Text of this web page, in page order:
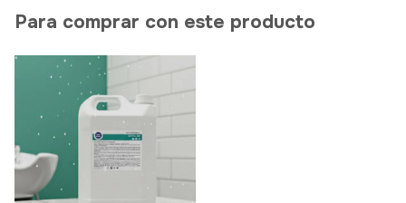
Para comprar con este producto